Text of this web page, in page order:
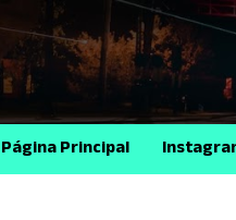
Página Principal